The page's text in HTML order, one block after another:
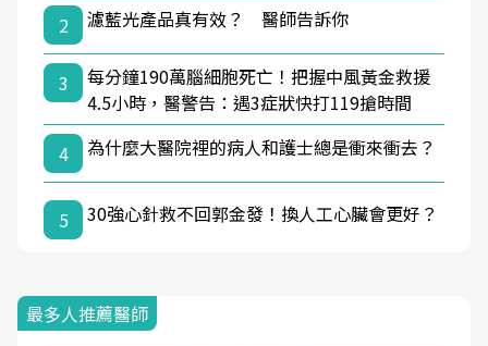
2
濾藍光產品真有效？ 醫師告訴你
3
每分鐘190萬腦細胞死亡！把握中風黃金救援
4.5小時，醫警告：遇3症狀快打119搶時間
4
為什麼大醫院裡的病人和護士總是衝來衝去？
5 30強心針救不回郭金發！換人工心臟會更好？
最多人推薦醫師